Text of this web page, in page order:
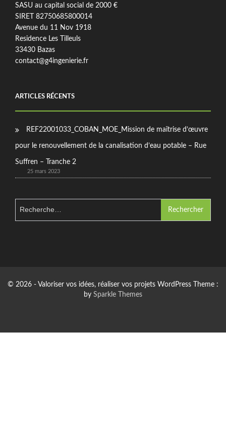
SASU au capital social de 2000 €
SIRET 82750685800014
Avenue du 11 Nov 1918
Residence Les Tilleuls
33430 Bazas
contact@g4ingenierie.fr
ARTICLES RÉCENTS
REF22001033_COBAN_MOE_Mission de maîtrise d’œuvre
pour le renouvellement de la canalisation d’eau potable – Rue
Suffren – Tranche 2
25 mars 2023
© 2026 - Valoriser vos idées, réaliser vos projets WordPress Theme :
by Sparkle Themes